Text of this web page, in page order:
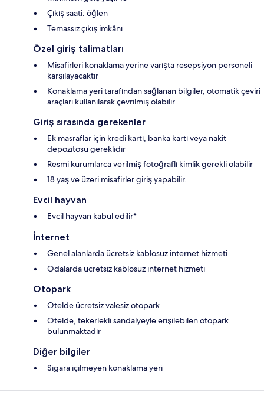
Çıkış saati: öğlen
Temassız çıkış imkânı
Özel giriş talimatları
Misafirleri konaklama yerine varışta resepsiyon personeli
karşılayacaktır
Konaklama yeri tarafından sağlanan bilgiler, otomatik çeviri
araçları kullanılarak çevrilmiş olabilir
Giriş sırasında gerekenler
Ek masraflar için kredi kartı, banka kartı veya nakit
depozitosu gereklidir
Resmi kurumlarca verilmiş fotoğraflı kimlik gerekli olabilir
18 yaş ve üzeri misafirler giriş yapabilir.
Evcil hayvan
Evcil hayvan kabul edilir*
İnternet
Genel alanlarda ücretsiz kablosuz internet hizmeti
Odalarda ücretsiz kablosuz internet hizmeti
Otopark
Otelde ücretsiz valesiz otopark
Otelde, tekerlekli sandalyeyle erişilebilen otopark
bulunmaktadır
Diğer bilgiler
Sigara içilmeyen konaklama yeri